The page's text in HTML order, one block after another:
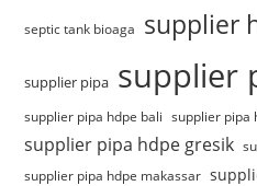
septic tank bioaga supplier
supplier pipa supplier
supplier pipa hdpe bali supplier pipa
supplier pipa hdpe gresik
supplier pipa hdpe makassar